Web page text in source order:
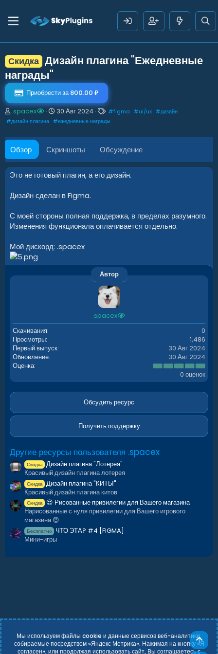
Скидка Дизайн плагина "Ежедневные
награды"
Приобрести за 800.00 ₽
А
в
о
р
.spacex
Д
а
а
о
з
д
а
и
30 Авг 2024
Т
е
и
#figma #ui/ux #дизайн
#дизайн плагина #ежедневные награды
Обзор Скриншоты Обсуждение
Это не готовый плагин, а его дизайн.
Дизайн сделан в Figma.
С моей стороны полная поддержка, в пределах разумного.
Изменения функционала оплачивается отдельно.
Мой дискорд: .spacex
Автор
.spacex
Скачивания
0
Просмотры
1,486
Первый выпуск
30 Авг 2024
Обновление
30 Авг 2024
Оценка
0
.
0
з
ё
з
0 оценок
Обсудить ресурс
Получить поддержку
Другие ресурсы пользователя .spacex
Скидка Дизайн плагина "Лотерея"
Красивый дизайн плагина лотерея
Скидка Дизайн плагина "КИТЫ"
Красивый дизайн плагина китов
Скидка 😍 Рисованные привилегии для Вашего магазина
Нарисованные с нуля привилегии для Вашего игрового
магазина 😍
Бесплатно ЧТО ЭТА? #4 [FIGMA]
Мини-игры
Мы используем файлы cookie и данные сервисов веб-аналитики,
собираемые посредством «Яндекс Метрика». Нажимая на кнопку «Я
согласен», или продолжая использовать сайт, Вы соглашаетесь с